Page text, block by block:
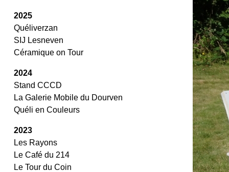
2025
Quéliverzan
SIJ Lesneven
Céramique on Tour
2024
Stand CCCD
La Galerie Mobile du Dourven
Quéli en Couleurs
2023
Les Rayons
Le Café du 214
Le Tour du Coin